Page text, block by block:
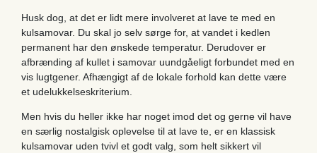
Husk dog, at det er lidt mere involveret at lave te med en
kulsamovar. Du skal jo selv sørge for, at vandet i kedlen
permanent har den ønskede temperatur. Derudover er
afbrænding af kullet i samovar uundgåeligt forbundet med en
vis lugtgener. Afhængigt af de lokale forhold kan dette være
et udelukkelseskriterium.
Men hvis du heller ikke har noget imod det og gerne vil have
en særlig nostalgisk oplevelse til at lave te, er en klassisk
kulsamovar uden tvivl et godt valg, som helt sikkert vil